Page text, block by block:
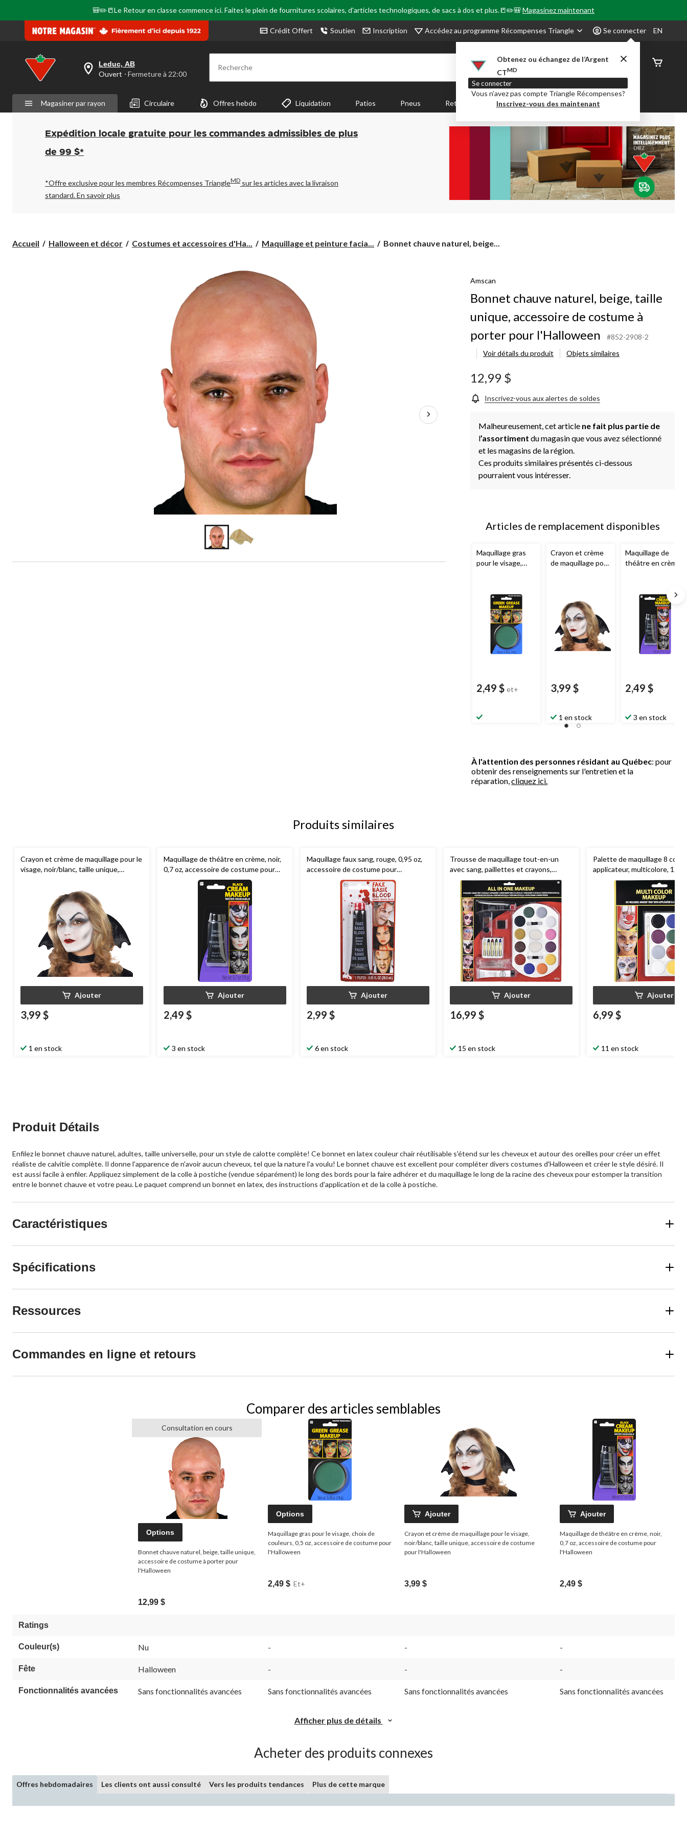
🎒✏️📒Le Retour en classe commence ici. Faites le plein de fournitures scolaires, d'articles technologiques, de sacs à dos et plus.📒✏️🎒Magasinez maintenant
Crédit Offert Soutien Inscription Accédez au programme Récompenses Triangle Se connecter
Obtenez ou échangez de l’Argent
CTMD
Se connecter
Vous n’avez pas compte Triangle Récompenses?
Inscrivez-vous des maintenant
EN
votre
est
Leduc,
AB,
Ouvert,
Fermeture
à
pour
changer
Leduc, AB
Ouvert ⋅ Fermeture à 22:00 Recherche
État de
Magasiner par rayon Circulaire Offres hebdo Liquidation Patios Pneus Retour en Classe Party City Centre-auto
Expédition locale gratuite pour les commandes admissibles de plus
de 99 $*
*Offre exclusive pour les membres Récompenses TriangleMD sur les articles avec la livraison
standard.En savoir plus
Accueil Halloween et décor Costumes et accessoires d'Ha... Maquillage et peinture facia...
Bonnet
Bonnet chauve naturel, beige...
Amscan
Bonnet chauve naturel, beige, taille
unique, accessoire de costume à
porter pour l'Halloween
#852-2908-2
Voir détails du produit
Objets similaires
12,99 $
Inscrivez-vous aux alertes de soldes
Malheureusement, cet article ne fait plus partie de
l’assortiment du magasin que vous avez sélectionné
et les magasins de la région.
Ces produits similaires présentés ci-dessous
pourraient vous intéresser.
Articles de remplacement disponibles
Maquillage gras
pour le visage,
de costume pour
l'Halloween
2,49 $ et+
Crayon et crème
de maquillage pour
de costume pour
l'Halloween
3,99 $
1 en stock
Maquillage de
théâtre en crème,
costume pour
l'Halloween
2,49 $
3 en stock
À l'attention des personnes résidant au Québec: pour
obtenir des renseignements sur l'entretien et la
réparation,cliquez ici.
Produits similaires
Crayon et crème de maquillage pour le
visage, noir/blanc, taille unique,
Ajouter
3,99 $
1 en stock
Maquillage de théâtre en crème, noir,
0,7 oz, accessoire de costume pour
l'Halloween
Ajouter
2,49 $
3 en stock
Maquillage faux sang, rouge, 0,95 oz,
accessoire de costume pour
l'Halloween
Ajouter
2,99 $
6 en stock
Trousse de maquillage tout-en-un
avec sang, paillettes et crayons,
multicolore, taille unique, paq. 18,
accessoires de costume pour
l'Halloween
Ajouter
16,99 $
15 en stock
Palette de maquillage 8
applicateur, multicolore, 12 g,
accessoires de costume pour
Ajouter
6,99 $
11 en stock
Produit Détails
Enfilez le bonnet chauve naturel, adultes, taille universelle, pour un style de calotte complète! Ce bonnet en latex couleur chair réutilisable s'étend sur les cheveux et autour des oreilles pour créer un effet
réaliste de calvitie complète. Il donne l'apparence de n'avoir aucun cheveux, tel que la nature l'a voulu! Le bonnet chauve est excellent pour compléter divers costumes d'Halloween et créer le style désiré. Il
est aussi facile à enfiler. Appliquez simplement de la colle à postiche (vendue séparément) le long des bords pour la faire adhérer et du maquillage le long de la racine des cheveux pour estomper la transition
entre le bonnet chauve et votre peau. Le paquet comprend un bonnet en latex, des instructions d'application et de la colle à postiche.
Caractéristiques
Spécifications
Ressources
Commandes en ligne et retours
Comparer des articles semblables
Consultation en cours
Options
Bonnet chauve naturel, beige, taille unique,
accessoire de costume à porter pour
l'Halloween
12,99 $
Options
Maquillage gras pour le visage, choix de
couleurs, 0,5 oz, accessoire de costume pour
l'Halloween
2,49 $ Et+
Ajouter
Crayon et crème de maquillage pour le visage,
noir/blanc, taille unique, accessoire de costume
pour l'Halloween
3,99 $
Ajouter
Maquillage de théâtre en crème, noir,
0,7 oz, accessoire de costume pour
l'Halloween
2,49 $
Ratings
Couleur(s) Nu - - -
Fête Halloween - - -
Fonctionnalités avancées Sans fonctionnalités avancées Sans fonctionnalités avancées Sans fonctionnalités avancées Sans fonctionnalités avancées
Afficher plus de détails
Acheter des produits connexes
Offres hebdomadaires Les clients ont aussi consulté Vers les produits tendances Plus de cette marque